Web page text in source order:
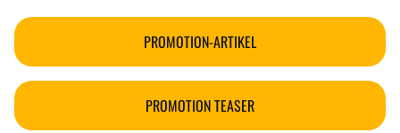
PROMOTION-ARTIKEL
PROMOTION TEASER